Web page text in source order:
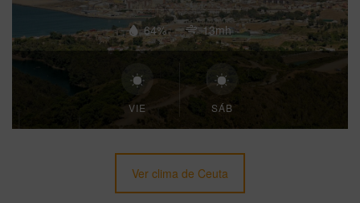
64% 13mh
VIE SÁB
Ver clima de Ceuta